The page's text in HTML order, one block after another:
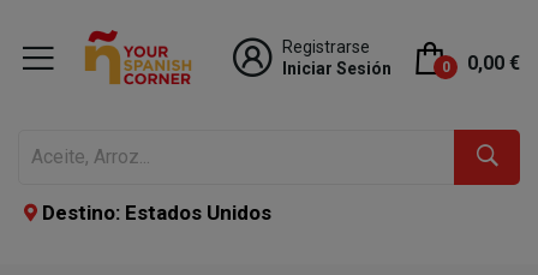
Registrarse
Iniciar Sesión
0 0,00 €
Destino: Estados Unidos